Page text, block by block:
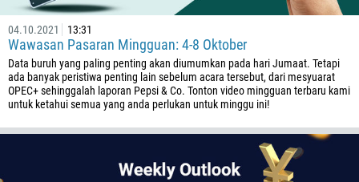
04.10.2021 13:31
Wawasan Pasaran Mingguan: 4-8 Oktober
Data buruh yang paling penting akan diumumkan pada hari Jumaat. Tetapi
ada banyak peristiwa penting lain sebelum acara tersebut, dari mesyuarat
OPEC+ sehinggalah laporan Pepsi & Co. Tonton video mingguan terbaru kami
untuk ketahui semua yang anda perlukan untuk minggu ini!
1242
973
880
1246
375
32